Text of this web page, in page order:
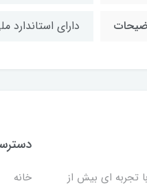
دارای استاندارد
تجربه ای بیش از
خانه